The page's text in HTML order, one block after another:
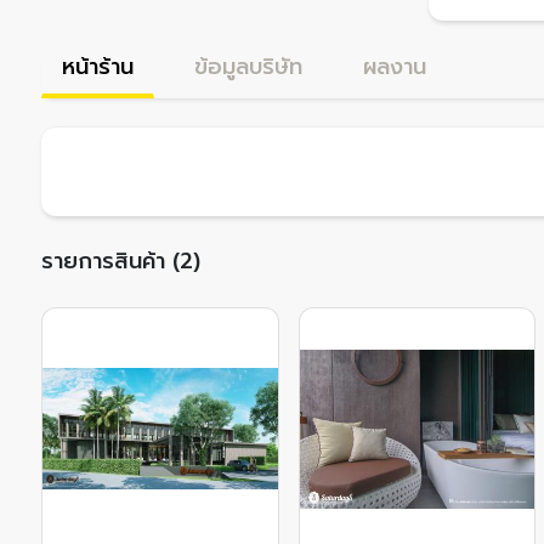
หน้าร้าน ข้อมูลบริษัท ผลงาน
รายการสินค้า (2)